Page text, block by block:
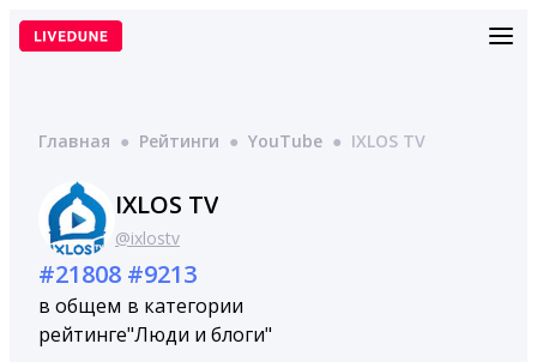
Перейти
Главная ● Рейтинги ● YouTube ● IXLOS TV
IXLOS TV
@ixlostv
#21808
в общем
рейтинге
#9213
в категории
"Люди и блоги"